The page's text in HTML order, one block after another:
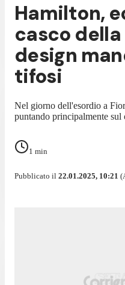
Hamilton,
casco della
design
tifosi
Nel giorno dell'esordio a
puntando principalmente
1 min
Pubblicato il 22.01.2025, 10:21